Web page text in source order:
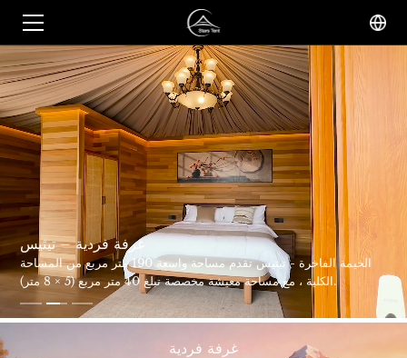
غرفة فردية – تيثيس
الخيمة الفاخرة - تيتيس تقدم مساحة واسعة 190 متر مربع من المساحة
الكلية ، مع مساحة معيشة مخصصة تبلغ 40 متر مربع (5 × 8 متر).
غرفة فردية